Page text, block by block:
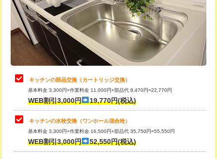
給水管工事※（保温材使用（バンド止
め込み）)
5,500円
給水管工事※（土の掘削・埋め戻し作
11,000円
給水管工事※（塩ビ管（VP・HI）使
用/3ｍまで)
給水管工事※（塩ビ管（VP・HI）使
用（追加）/3ｍ超え)
給水管工事※（ライニング鋼管・銅
管・ポリ管・HT管使用/3ｍまで)
44,000円
桝清掃 8,800円
止水・漏水調査・防水処理・清掃・修
理・調整・分解・加工など（軽作業）
11,000円
止水・漏水調査・防水処理・清掃・修
理・調整・分解・加工など（中作業）
22,000円
止水・漏水調査・防水処理・清掃・修
理・調整・分解・加工など（重作業）
33,000円
お風呂タンク脱着
その他部品の脱着
キッチンの部品交換（カートリッジ交換）
基本料金 3,300円+作業料金 11,000円+部品代 8,470円=22,770円
WEB割引3,000円 19,770円(税込)
キッチンの水栓交換（ワンホール混合栓）
基本料金 3,300円+作業料金 16,500円+部品代 35,750円=55,550円
WEB割引3,000円 52,550円(税込)